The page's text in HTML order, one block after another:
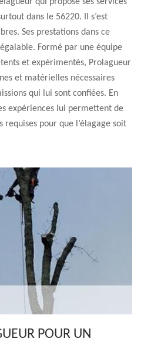
dans le 56220. Il s’est
Ses prestations dans ce
Formé par une équipe
et expérimentés, Prolagueur
et matérielles nécessaires
qui lui sont confiées. En
expériences lui permettent de
pour que l’élagage soit
POUR UN